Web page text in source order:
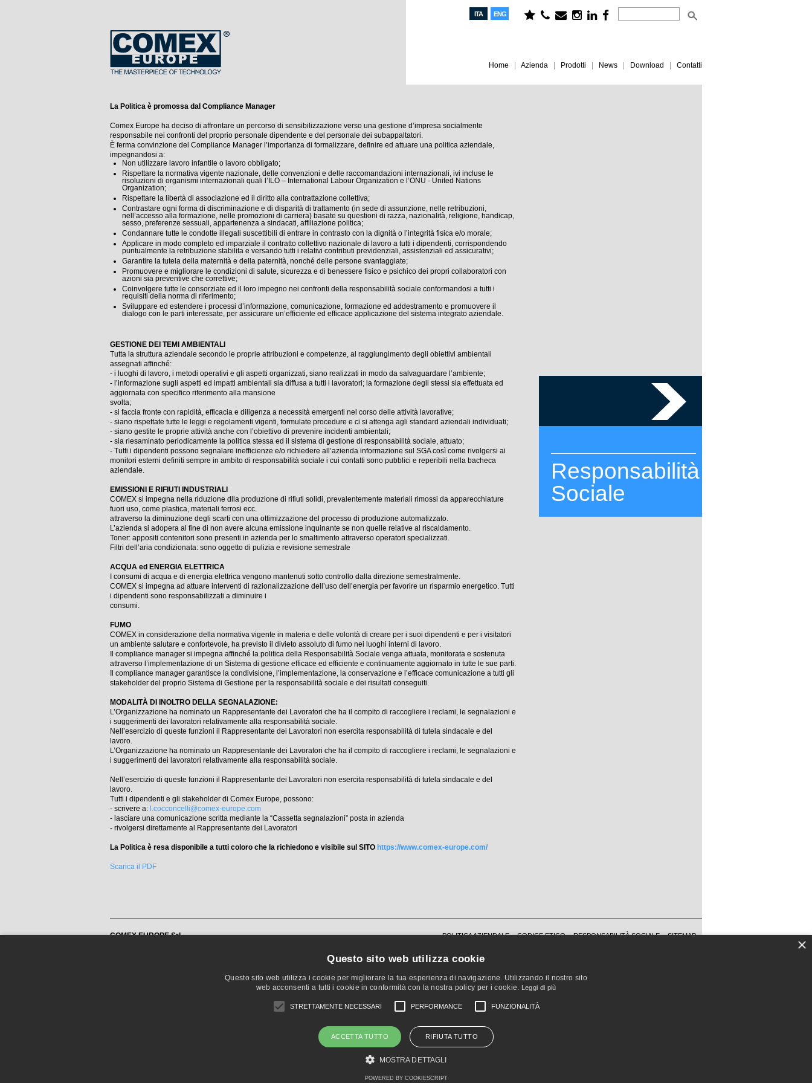
ITA ENG
Home Azienda Prodotti News Download Contatti
La Politica è promossa dal Compliance Manager
Comex Europe ha deciso di affrontare un percorso di sensibilizzazione verso una gestione d’impresa socialmente
responsabile nei confronti del proprio personale dipendente e del personale dei subappaltatori.
È ferma convinzione del Compliance Manager l’importanza di formalizzare, definire ed attuare una politica aziendale,
impegnandosi a:
Non utilizzare lavoro infantile o lavoro obbligato;
Rispettare la normativa vigente nazionale, delle convenzioni e delle raccomandazioni internazionali, ivi incluse le
risoluzioni di organismi internazionali quali l’ILO – International Labour Organization e l’ONU - United Nations
Organization;
Rispettare la libertà di associazione ed il diritto alla contrattazione collettiva;
Contrastare ogni forma di discriminazione e di disparità di trattamento (in sede di assunzione, nelle retribuzioni,
nell’accesso alla formazione, nelle promozioni di carriera) basate su questioni di razza, nazionalità, religione, handicap,
sesso, preferenze sessuali, appartenenza a sindacati, affiliazione politica;
Condannare tutte le condotte illegali suscettibili di entrare in contrasto con la dignità o l’integrità fisica e/o morale;
Applicare in modo completo ed imparziale il contratto collettivo nazionale di lavoro a tutti i dipendenti, corrispondendo
puntualmente la retribuzione stabilita e versando tutti i relativi contributi previdenziali, assistenziali ed assicurativi;
Garantire la tutela della maternità e della paternità, nonché delle persone svantaggiate;
Promuovere e migliorare le condizioni di salute, sicurezza e di benessere fisico e psichico dei propri collaboratori con
azioni sia preventive che correttive;
Coinvolgere tutte le consorziate ed il loro impegno nei confronti della responsabilità sociale conformandosi a tutti i
requisiti della norma di riferimento;
Sviluppare ed estendere i processi d’informazione, comunicazione, formazione ed addestramento e promuovere il
dialogo con le parti interessate, per assicurare un’efficiente ed efficace applicazione del sistema integrato aziendale.
GESTIONE DEI TEMI AMBIENTALI
Tutta la struttura aziendale secondo le proprie attribuzioni e competenze, al raggiungimento degli obiettivi ambientali
assegnati affinché:
- i luoghi di lavoro, i metodi operativi e gli aspetti organizzati, siano realizzati in modo da salvaguardare l’ambiente;
- l’informazione sugli aspetti ed impatti ambientali sia diffusa a tutti i lavoratori; la formazione degli stessi sia effettuata ed
aggiornata con specifico riferimento alla mansione
svolta;
- si faccia fronte con rapidità, efficacia e diligenza a necessità emergenti nel corso delle attività lavorative;
- siano rispettate tutte le leggi e regolamenti vigenti, formulate procedure e ci si attenga agli standard aziendali individuati;
- siano gestite le proprie attività anche con l’obiettivo di prevenire incidenti ambientali;
- sia riesaminato periodicamente la politica stessa ed il sistema di gestione di responsabilità sociale, attuato;
- Tutti i dipendenti possono segnalare inefficienze e/o richiedere all’azienda informazione sul SGA così come rivolgersi ai
monitori esterni definiti sempre in ambito di responsabilità sociale i cui contatti sono pubblici e reperibili nella bacheca
aziendale.
EMISSIONI E RIFIUTI INDUSTRIALI
COMEX si impegna nella riduzione dlla produzione di rifiuti solidi, prevalentemente materiali rimossi da apparecchiature
fuori uso, come plastica, materiali ferrosi ecc.
attraverso la diminuzione degli scarti con una ottimizzazione del processo di produzione automatizzato.
L’azienda si adopera al fine di non avere alcuna emissione inquinante se non quelle relative al riscaldamento.
Toner: appositi contenitori sono presenti in azienda per lo smaltimento attraverso operatori specializzati.
Filtri dell’aria condizionata: sono oggetto di pulizia e revisione semestrale
ACQUA ed ENERGIA ELETTRICA
I consumi di acqua e di energia elettrica vengono mantenuti sotto controllo dalla direzione semestralmente.
COMEX si impegna ad attuare interventi di razionalizzazione dell’uso dell’energia per favorire un risparmio energetico. Tutti
i dipendenti sono responsabilizzati a diminuire i
consumi.
FUMO
COMEX in considerazione della normativa vigente in materia e delle volontà di creare per i suoi dipendenti e per i visitatori
un ambiente salutare e confortevole, ha previsto il divieto assoluto di fumo nei luoghi interni di lavoro.
Il compliance manager si impegna affinché la politica della Responsabilità Sociale venga attuata, monitorata e sostenuta
attraverso l’implementazione di un Sistema di gestione efficace ed efficiente e continuamente aggiornato in tutte le sue parti.
Il compliance manager garantisce la condivisione, l’implementazione, la conservazione e l’efficace comunicazione a tutti gli
stakeholder del proprio Sistema di Gestione per la responsabilità sociale e dei risultati conseguiti.
MODALITÀ DI INOLTRO DELLA SEGNALAZIONE:
L’Organizzazione ha nominato un Rappresentante dei Lavoratori che ha il compito di raccogliere i reclami, le segnalazioni e
i suggerimenti dei lavoratori relativamente alla responsabilità sociale.
Nell’esercizio di queste funzioni il Rappresentante dei Lavoratori non esercita responsabilità di tutela sindacale e del
lavoro.
L’Organizzazione ha nominato un Rappresentante dei Lavoratori che ha il compito di raccogliere i reclami, le segnalazioni e
i suggerimenti dei lavoratori relativamente alla responsabilità sociale.
Nell’esercizio di queste funzioni il Rappresentante dei Lavoratori non esercita responsabilità di tutela sindacale e del
lavoro.
Tutti i dipendenti e gli stakeholder di Comex Europe, possono:
- scrivere a: l.cocconcelli@comex-europe.com
- lasciare una comunicazione scritta mediante la “Cassetta segnalazioni” posta in azienda
- rivolgersi direttamente al Rappresentante dei Lavoratori
La Politica è resa disponibile a tutti coloro che la richiedono e visibile sul SITO https://www.comex-europe.com/
Scarica il PDF
Responsabilità
Sociale
COMEX EUROPE Srl
SOSTEGNO DEGLI INVESTIMENTI PRODUTTIVI FINALIZZATI ALL'INNOVAZIONE DELLE IMPRESE
POLITICA AZIENDALE CODICE ETICO RESPONSABILITÀ SOCIALE
SITEMAP
×
Questo sito web utilizza cookie
Questo sito web utilizza i cookie per migliorare la tua esperienza di navigazione. Utilizzando il nostro sito
web acconsenti a tutti i cookie in conformità con la nostra policy per i cookie. Leggi di più
STRETTAMENTE NECESSARI PERFORMANCE FUNZIONALITÀ
ACCETTA TUTTO RIFIUTA TUTTO
MOSTRA DETTAGLI
POWERED BY COOKIESCRIPT